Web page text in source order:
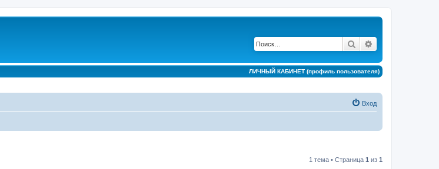
Поиск
ЛИЧНЫЙ КАБИНЕТ (профиль пользователя)
Вход
1 тема • Страница 1 из 1